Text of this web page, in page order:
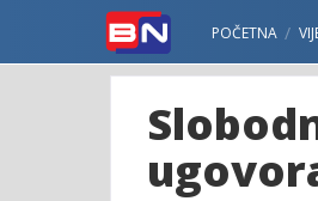
POČETNA